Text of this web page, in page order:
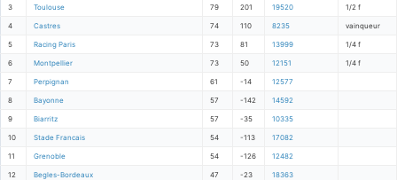
3 Toulouse 79 201 19520 1/2 f
4 Castres 74 110 8235 vainqueur
5 Racing Paris 73 81 13999 1/4 f
6 Montpellier 73 50 12151 1/4 f
7 Perpignan 61 -14 12577
8 Bayonne 57 -142 14592
9 Biarritz 57 -35 10335
10 Stade Francais 54 -113 17082
11 Grenoble 54 -126 12482
12 Begles-Bordeaux 47 -23 18363